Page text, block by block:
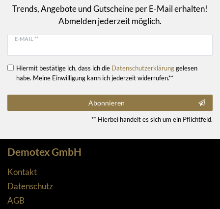
Trends, Angebote und Gutscheine per E-Mail erhalten!
Abmelden jederzeit möglich.
E-MAIL **
Hiermit bestätige ich, dass ich die Daten­schutz­erklärunggelesen
habe. Meine Einwilligung kann ich jederzeit widerrufen.**
Abonnieren
** Hierbei handelt es sich um ein Pflichtfeld.
Demotex GmbH
Kontakt
Datenschutz
AGB